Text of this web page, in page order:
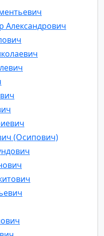
Александрович
(Осипович)